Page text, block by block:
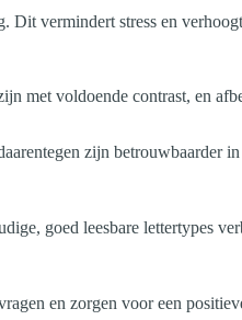
vermindert stress en
met voldoende contrast, en
zijn betrouwbaarder
goed leesbare lettertypes
en zorgen voor een